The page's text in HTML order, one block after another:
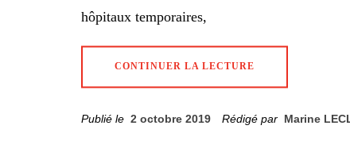
hôpitaux temporaires,
CONTINUER LA LECTURE
Publié le 2 octobre 2019 Rédigé par Marine